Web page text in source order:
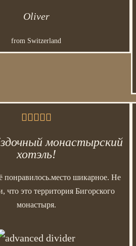
Oliver
from Switzerland

монастырский
хотэль!
понравилось.место шикарное. Не
что это территория Бигорского
монастыря.